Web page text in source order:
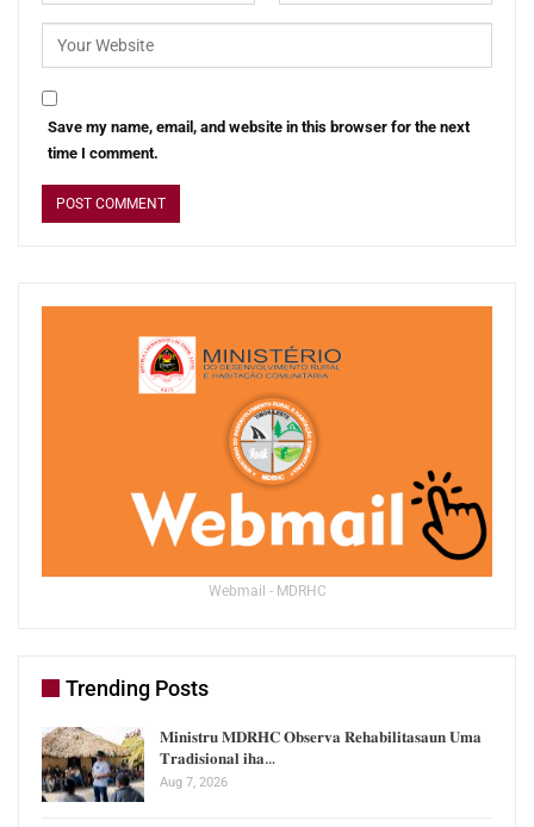
Save my name, email, and website in this browser for the next
time I comment.
Webmail - MDRHC
Trending Posts
𝐌𝐢𝐧𝐢𝐬𝐭𝐫𝐮 𝐌𝐃𝐑𝐇𝐂 𝐎𝐛𝐬𝐞𝐫𝐯𝐚 𝐑𝐞𝐡𝐚𝐛𝐢𝐥𝐢𝐭𝐚𝐬𝐚𝐮𝐧 𝐔𝐦𝐚
𝐓𝐫𝐚𝐝𝐢𝐬𝐢𝐨𝐧𝐚𝐥 𝐢𝐡𝐚…
Aug 7, 2026